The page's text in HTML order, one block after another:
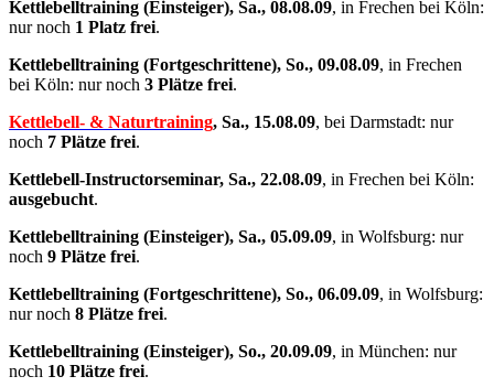
Kettlebelltraining (Einsteiger), Sa., 08.08.09, in Frechen bei Köln:
nur noch 1 Platz frei.
Kettlebelltraining (Fortgeschrittene), So., 09.08.09, in Frechen
bei Köln: nur noch 3 Plätze frei.
Kettlebell- & Naturtraining, Sa., 15.08.09, bei Darmstadt: nur
noch 7 Plätze frei.
Kettlebell-Instructorseminar, Sa., 22.08.09, in Frechen bei Köln:
ausgebucht.
Kettlebelltraining (Einsteiger), Sa., 05.09.09, in Wolfsburg: nur
noch 9 Plätze frei.
Kettlebelltraining (Fortgeschrittene), So., 06.09.09, in Wolfsburg:
nur noch 8 Plätze frei.
Kettlebelltraining (Einsteiger), So., 20.09.09, in München: nur
noch 10 Plätze frei.